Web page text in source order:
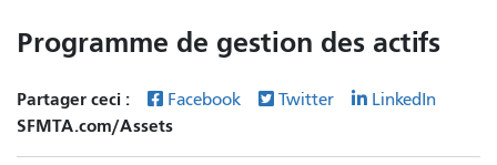
Programme de gestion des actifs
Partager ceci : Facebook Twitter LinkedIn
SFMTA.com/Assets